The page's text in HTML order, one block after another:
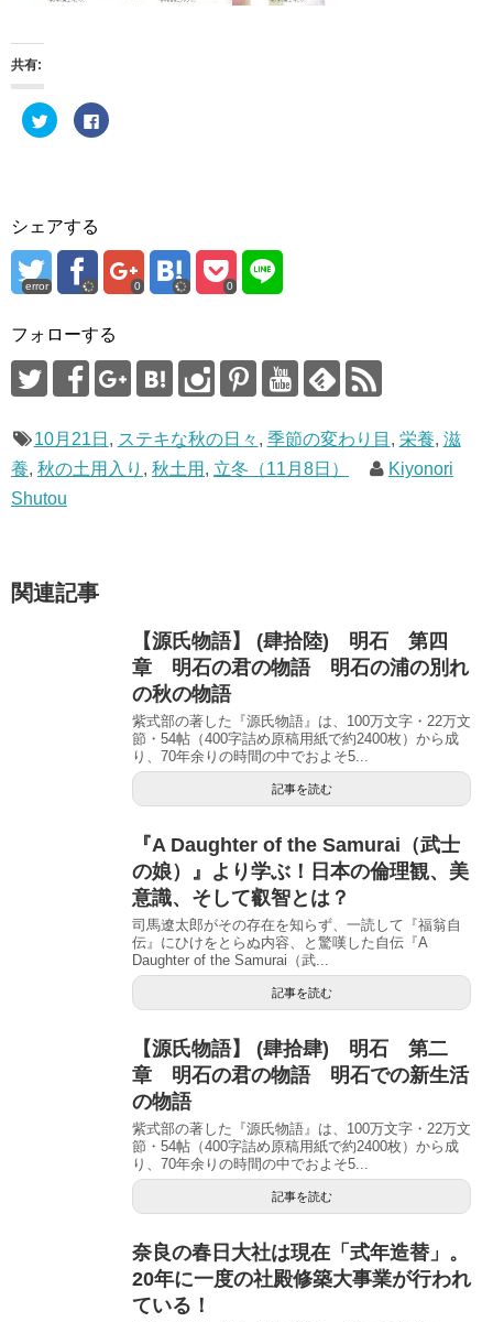
共有:
ク
リ
i
t
t
で
(
新
い
ィ
ウ
で
開
き
す
)
F
a
有
す
る
に
リ
ッ
し
て
く
い
(
新
し
シェアする
error 0 0
フォローする
10月21日 , ステキな秋の日々 , 季節の変わり目 , 栄養, 滋
養, 秋の土用入り , 秋土用 , 立冬（11月8日）
Kiyonori
Shutou
関連記事
【源氏物語】 (肆拾陸) 明石 第四
章 明石の君の物語 明石の浦の別れ
の秋の物語
紫式部の著した『源氏物語』は、100万文字・22万文
節・54帖（400字詰め原稿用紙で約2400枚）から成
り、70年余りの時間の中でおよそ5...
記事を読む
『A Daughter of the Samurai（武士
の娘）』より学ぶ！日本の倫理観、美
意識、そして叡智とは？
司馬遼太郎がその存在を知らず、一読して『福翁自
伝』にひけをとらぬ内容、と驚嘆した自伝『A
Daughter of the Samurai（武...
記事を読む
【源氏物語】 (肆拾肆) 明石 第二
章 明石の君の物語 明石での新生活
の物語
紫式部の著した『源氏物語』は、100万文字・22万文
節・54帖（400字詰め原稿用紙で約2400枚）から成
り、70年余りの時間の中でおよそ5...
記事を読む
奈良の春日大社は現在「式年造替」。
20年に一度の社殿修築大事業が行われ
ている！